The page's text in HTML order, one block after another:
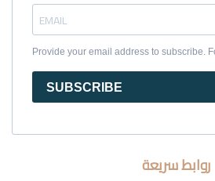
Provide your email address to subscribe.
SUBSCRIBE
روابط سريعة